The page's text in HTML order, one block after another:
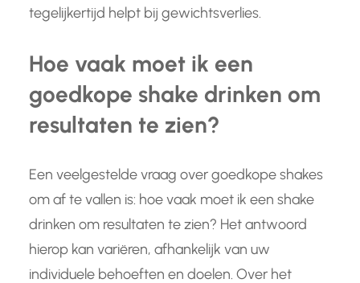
tegelijkertijd helpt bij gewichtsverlies.
Hoe vaak moet ik een
goedkope shake drinken om
resultaten te zien?
Een veelgestelde vraag over goedkope shakes
om af te vallen is: hoe vaak moet ik een shake
drinken om resultaten te zien? Het antwoord
hierop kan variëren, afhankelijk van uw
individuele behoeften en doelen. Over het